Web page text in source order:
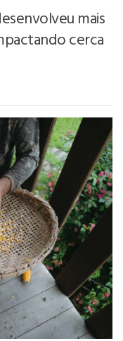
mais
cerca